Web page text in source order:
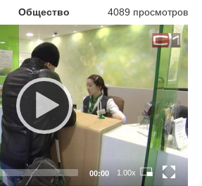
Общество 4089 просмотров
00:00 1.00x